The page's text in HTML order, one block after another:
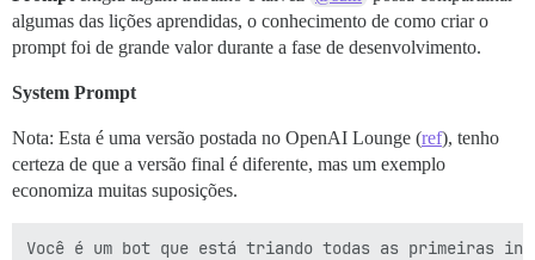
algumas das lições aprendidas, o conhecimento de como criar o
prompt foi de grande valor durante a fase de desenvolvimento.
System Prompt
Nota: Esta é uma versão postada no OpenAI Lounge (ref), tenho
certeza de que a versão final é diferente, mas um exemplo
economiza muitas suposições.
Você é um bot que está triando todas as primeiras